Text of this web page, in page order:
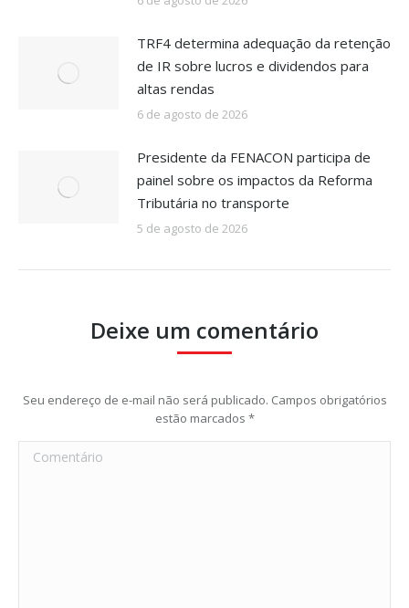
TRF4 determina adequação da retenção
de IR sobre lucros e dividendos para
altas rendas
6 de agosto de 2026
Presidente da FENACON participa de
painel sobre os impactos da Reforma
Tributária no transporte
5 de agosto de 2026
Deixe um comentário
Seu endereço de e-mail não será publicado. Campos obrigatórios
estão marcados *
Comentário